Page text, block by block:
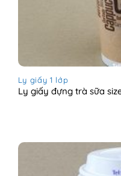
Ly giấy 1 lớp
Ly giấy đựng trà sữa